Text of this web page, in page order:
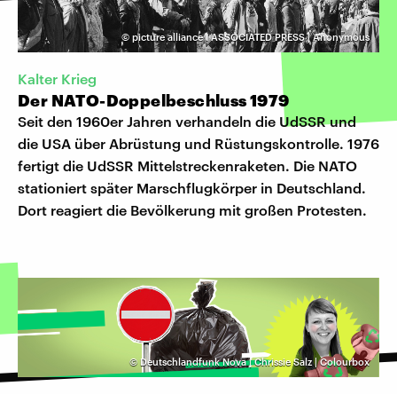
© picture alliance I ASSOCIATED PRESS | Anonymous
Kalter Krieg
Der NATO-Doppelbeschluss 1979
Seit den 1960er Jahren verhandeln die UdSSR und
die USA über Abrüstung und Rüstungskontrolle. 1976
fertigt die UdSSR Mittelstreckenraketen. Die NATO
stationiert später Marschflugkörper in Deutschland.
Dort reagiert die Bevölkerung mit großen Protesten.
© Deutschlandfunk Nova | Chrissie Salz | Colourbox